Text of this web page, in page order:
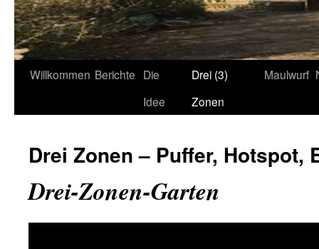
Zum
Willkommen Berichte Die
Idee
Drei (3)
Zonen
Maulwurf
Drei Zonen – Puffer, Hotspot,
Drei-Zonen-Garten